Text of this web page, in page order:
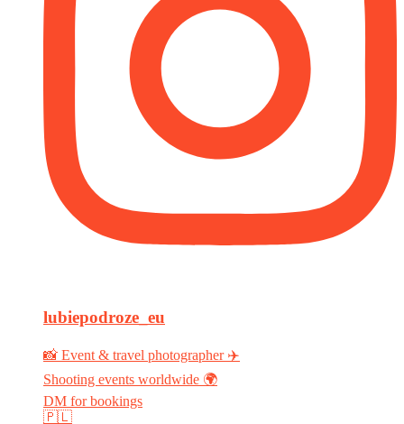
lubiepodroze_eu
📸 Event & travel photographer ✈️
Shooting events worldwide 🌍
DM for bookings
🇵🇱